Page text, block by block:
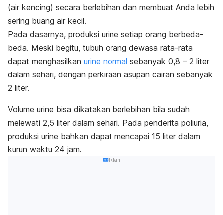
(air kencing) secara berlebihan dan membuat Anda lebih
sering buang air kecil.
Pada dasarnya, produksi urine setiap orang berbeda-
beda. Meski begitu, tubuh orang dewasa rata-rata
dapat menghasilkan urine normal sebanyak 0,8 – 2 liter
dalam sehari, dengan perkiraan asupan cairan sebanyak
2 liter.
Volume urine bisa dikatakan berlebihan bila sudah
melewati 2,5 liter dalam sehari. Pada penderita poliuria,
produksi urine bahkan dapat mencapai 15 liter dalam
kurun waktu 24 jam.
Iklan